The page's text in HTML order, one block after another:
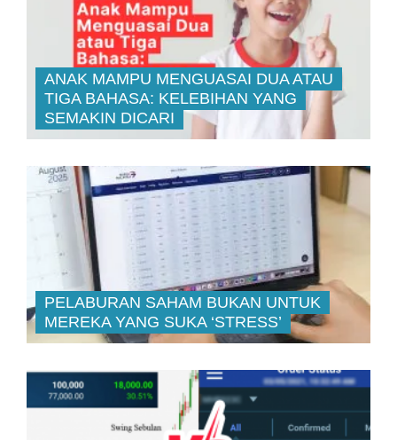
ANAK MAMPU MENGUASAI DUA ATAU
TIGA BAHASA: KELEBIHAN YANG
SEMAKIN DICARI
PELABURAN SAHAM BUKAN UNTUK
MEREKA YANG SUKA ‘STRESS’